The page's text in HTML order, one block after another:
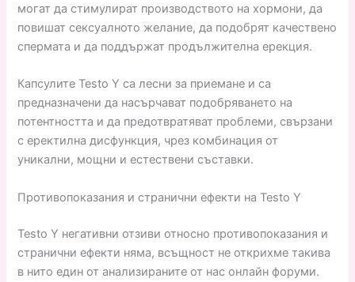
могат да стимулират производството на хормони, да
повишат сексуалното желание, да подобрят качествено
спермата и да поддържат продължителна ерекция.
Капсулите Testo Y са лесни за приемане и са
предназначени да насърчават подобряването на
потентността и да предотвратяват проблеми, свързани
с еректилна дисфункция, чрез комбинация от
уникални, мощни и естествени съставки.
Противопоказания и странични ефекти на Testo Y
Testo Y негативни отзиви относно противопоказания и
странични ефекти няма, всъщност не открихме такива
в нито един от анализираните от нас онлайн форуми.